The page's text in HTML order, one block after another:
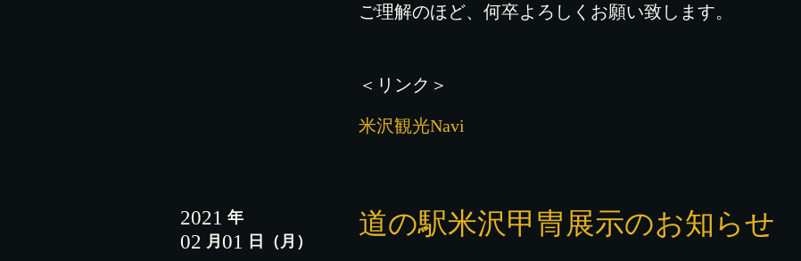
ご理解のほど、何卒よろしくお願い致します。
＜リンク＞
米沢観光Navi
2021 年
02 月 01 日 （月）
道の駅米沢甲冑展示のお知らせ